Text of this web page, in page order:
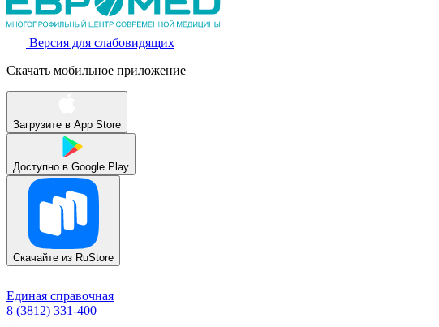
Версия для слабовидящих
Скачать мобильное приложение
Загрузите в App Store
Доступно в Google Play
Скачайте из RuStore
Единая справочная
8 (3812) 331-400